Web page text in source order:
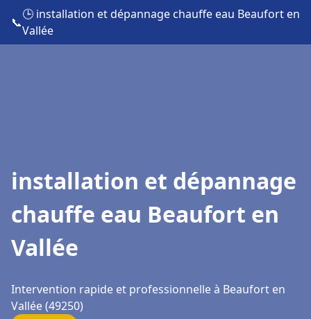
📞
🕒 installation et dépannage chauffe eau Beaufort en
Vallée
installation et dépannage
chauffe eau Beaufort en
Vallée
Intervention rapide et professionnelle à Beaufort en
Vallée (49250)